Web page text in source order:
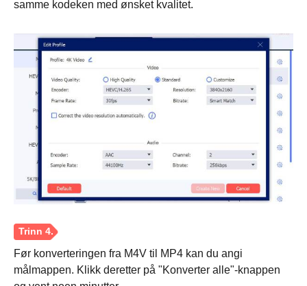
samme kodeken med ønsket kvalitet.
Før konverteringen fra M4V til MP4 kan du angi
målmappen. Klikk deretter på "Konverter alle"-knappen